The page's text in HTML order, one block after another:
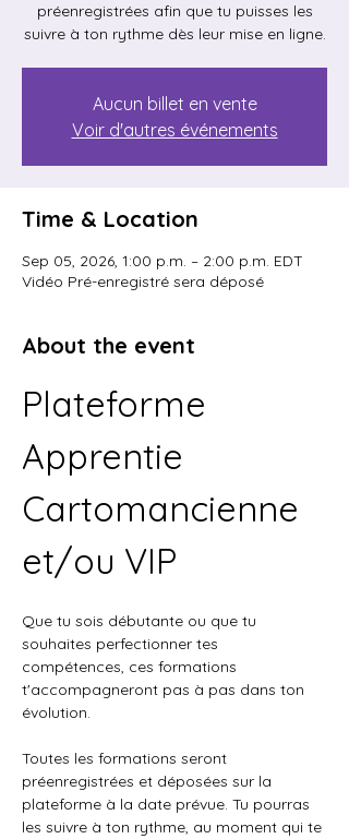
préenregistrées afin que tu puisses les
suivre à ton rythme dès leur mise en ligne.
Aucun billet en vente
Voir d'autres événements
Time & Location
Sep 05, 2026, 1:00 p.m. – 2:00 p.m. EDT
Vidéo Pré-enregistré sera déposé
About the event
Plateforme
Apprentie
Cartomancienne
et/ou VIP
Que tu sois débutante ou que tu
souhaites perfectionner tes
compétences, ces formations
t'accompagneront pas à pas dans ton
évolution.
Toutes les formations seront
préenregistrées et déposées sur la
plateforme à la date prévue. Tu pourras
les suivre à ton rythme, au moment qui te